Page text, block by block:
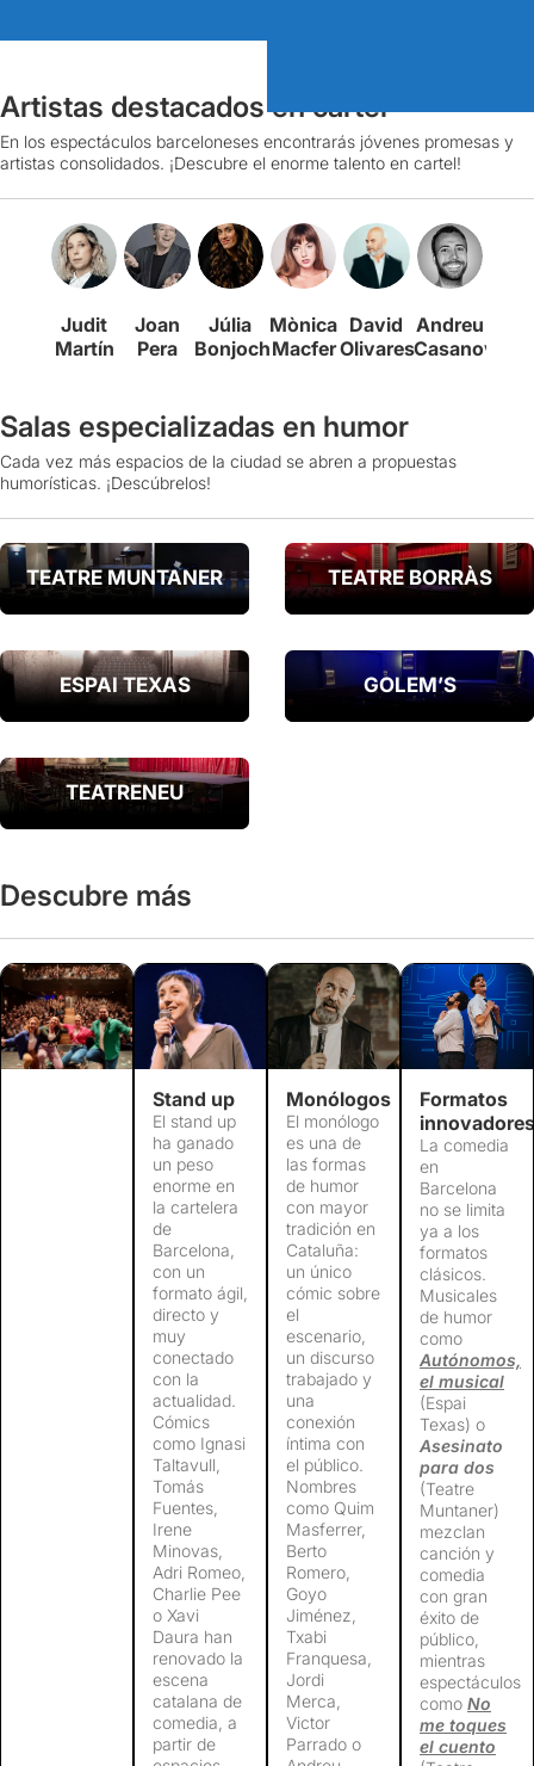
Artistas destacados en cartel
En los espectáculos barceloneses encontrarás jóvenes promesas y
artistas consolidados. ¡Descubre el enorme talento en cartel!
Judit
Martín
Joan
Pera
Júlia
Bonjoch
Mònica
Macfer
David
Olivares
Andreu
Casanova
Salas especializadas en humor
Cada vez más espacios de la ciudad se abren a propuestas
humorísticas. ¡Descúbrelos!
TEATRE MUNTANER TEATRE BORRÀS
ESPAI TEXAS GOLEM’S
TEATRENEU
Descubre más
Stand up
El stand up
ha ganado
un peso
enorme en
la cartelera
de
Barcelona, ​​
con un
formato ágil,
directo y
muy
conectado
con la
actualidad.
Cómics
como Ignasi
Taltavull,
Tomás
Fuentes,
Irene
Minovas,
Adri Romeo,
Charlie Pee
o Xavi
Daura han
renovado la
escena
catalana de
comedia, a
partir de
Monólogos
El monólogo
es una de
las formas
de humor
con mayor
tradición en
Cataluña:
un único
cómic sobre
el
escenario,
un discurso
trabajado y
una
conexión
íntima con
el público.
Nombres
como Quim
Masferrer,
Berto
Romero,
Goyo
Jiménez,
Txabi
Franquesa,
Jordi
Merca,
Victor
Parrado o
Formatos
innovadores
La comedia
en
Barcelona
no se limita
ya a los
formatos
clásicos.
Musicales
de humor
como
Autónomos,
el musical
(Espai
Texas) o
Asesinato
para dos
(Teatre
Muntaner)
mezclan
canción y
comedia
con gran
éxito de
público,
mientras
espectáculos
como No
me toques
el cuento